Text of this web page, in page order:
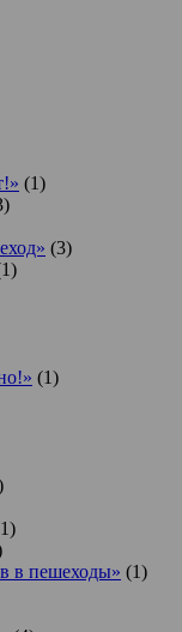
(1)
(3)
(1)
в пешеходы» (1)